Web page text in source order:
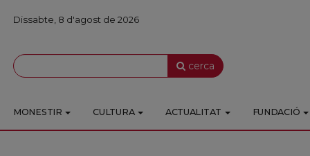
Dissabte, 8 d'agost de 2026
cerca
MONESTIR CULTURA ACTUALITAT FUNDACIÓ